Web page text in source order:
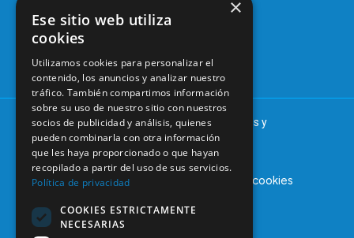
Madrid
91 561 29 05
informacion@coem.org.es
Tablón de
© 2025 – COEM – Colegio Oficial de Odontólogos y
Estomatólogos de la I región
Aviso legalPolítica de privacidad Política de cookies
×
Ese sitio web utiliza
cookies
Utilizamos cookies para personalizar el
contenido, los anuncios y analizar nuestro
tráfico. También compartimos información
sobre su uso de nuestro sitio con nuestros
socios de publicidad y análisis, quienes
pueden combinarla con otra información
que les haya proporcionado o que hayan
recopilado a partir del uso de sus servicios.
Política de privacidad
COOKIES ESTRICTAMENTE
NECESARIAS